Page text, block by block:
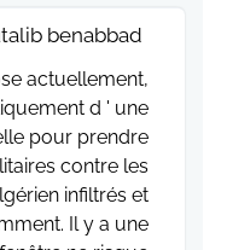
benabbad
actuellement,
d ' une
pour prendre
contre les
infiltrés et
Il y a une